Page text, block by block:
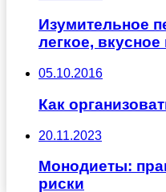
Изумительное
легкое,
05.10.2016
Как
20.11.2023
Монодиеты:
риски